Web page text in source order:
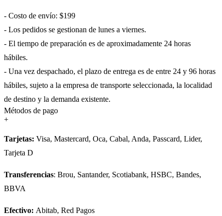
- Costo de envío: $199
- Los pedidos se gestionan de lunes a viernes.
- El tiempo de preparación es de aproximadamente 24 horas
hábiles.
- Una vez despachado, el plazo de entrega es de entre 24 y 96 horas
hábiles, sujeto a la empresa de transporte seleccionada, la localidad
de destino y la demanda existente.
Métodos de pago
+
Tarjetas: Visa, Mastercard, Oca, Cabal, Anda, Passcard, Lider,
Tarjeta D
Transferencias: Brou, Santander, Scotiabank, HSBC, Bandes,
BBVA
Efectivo: Abitab, Red Pagos